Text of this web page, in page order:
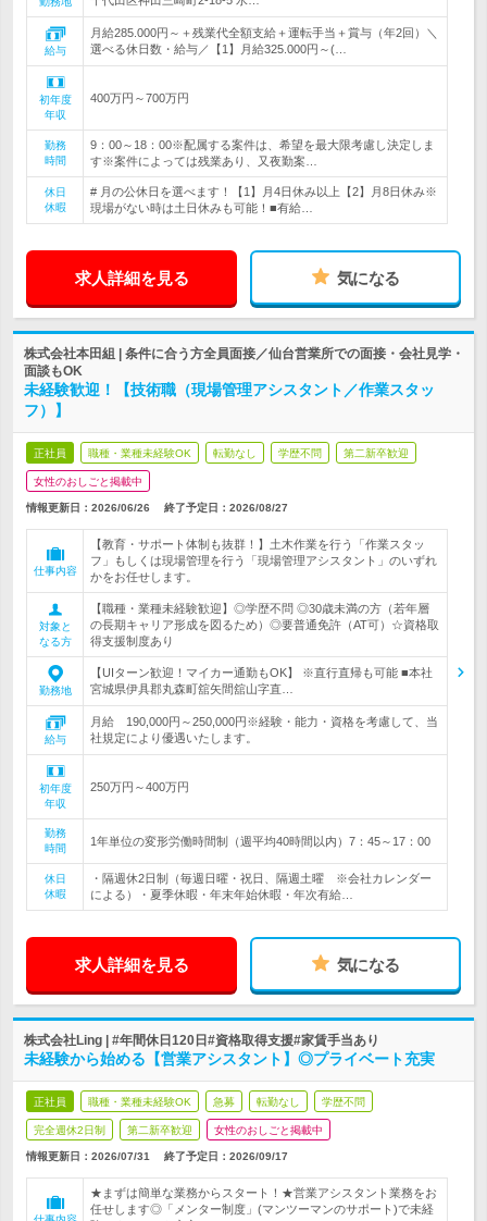
給与
月給285.000円～＋残業代全額支給＋運転手当＋賞与（年2回）＼
選べる休日数・給与／【1】月給325.000円～(…
初年度
年収
400万円～700万円
勤務
時間
9：00～18：00※配属する案件は、希望を最大限考慮し決定しま
す※案件によっては残業あり、又夜勤案…
休日
休暇
# 月の公休日を選べます！【1】月4日休み以上【2】月8日休み※
現場がない時は土日休みも可能！■有給…
求人詳細を見る 気になる
株式会社本田組 | 条件に合う方全員面接／仙台営業所での面接・会社見学・
面談もOK
未経験歓迎！【技術職（現場管理アシスタント／作業スタッ
フ）】
正社員 職種・業種未経験OK 転勤なし 学歴不問 第二新卒歓迎
女性のおしごと掲載中
情報更新日：2026/06/26 終了予定日： 2026/08/27
仕事内容
【教育・サポート体制も抜群！】土木作業を行う「作業スタッ
フ」もしくは現場管理を行う「現場管理アシスタント」のいずれ
かをお任せします。
対象と
なる方
【職種・業種未経験歓迎】◎学歴不問 ◎30歳未満の方（若年層
の長期キャリア形成を図るため）◎要普通免許（AT可）☆資格取
得支援制度あり
勤務地
【UIターン歓迎！マイカー通勤もOK】 ※直行直帰も可能 ■本社
宮城県伊具郡丸森町舘矢間舘山字直…
給与
月給 190,000円～250,000円※経験・能力・資格を考慮して、当
社規定により優遇いたします。
初年度
年収
250万円～400万円
勤務
時間
1年単位の変形労働時間制（週平均40時間以内）7：45～17：00
休日
休暇
・隔週休2日制（毎週日曜・祝日、隔週土曜 ※会社カレンダー
による）・夏季休暇・年末年始休暇・年次有給…
求人詳細を見る 気になる
株式会社Ling | #年間休日120日#資格取得支援#家賃手当あり
未経験から始める【営業アシスタント】◎プライベート充実
正社員 職種・業種未経験OK 急募 転勤なし 学歴不問
完全週休2日制 第二新卒歓迎 女性のおしごと掲載中
情報更新日：2026/07/31 終了予定日： 2026/09/17
★まずは簡単な業務からスタート！★営業アシスタント業務をお
任せします◎「メンター制度」(マンツーマンのサポート)で未経